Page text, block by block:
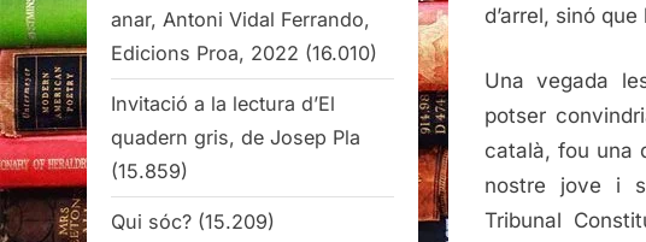
d’arrel, sinó
Una vegada
potser
català, fou una
nostre jove i
Tribunal
anar, Antoni Vidal Ferrando,
Edicions Proa, 2022 (16.010)
Invitació a la lectura d’El
quadern gris, de Josep Pla
(15.859)
Qui sóc? (15.209)